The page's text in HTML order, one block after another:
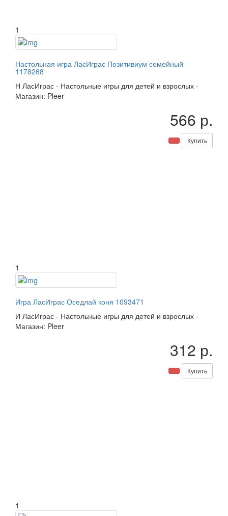
1
Настольная игра ЛасИграс Позитивиум семейный
1178268
Н ЛасИграс - Настольные игры для детей и взрослых -
Магазин: Pleer
566 р.
Купить
1
Игра ЛасИграс Оседлай коня 1093471
И ЛасИграс - Настольные игры для детей и взрослых -
Магазин: Pleer
312 р.
Купить
1